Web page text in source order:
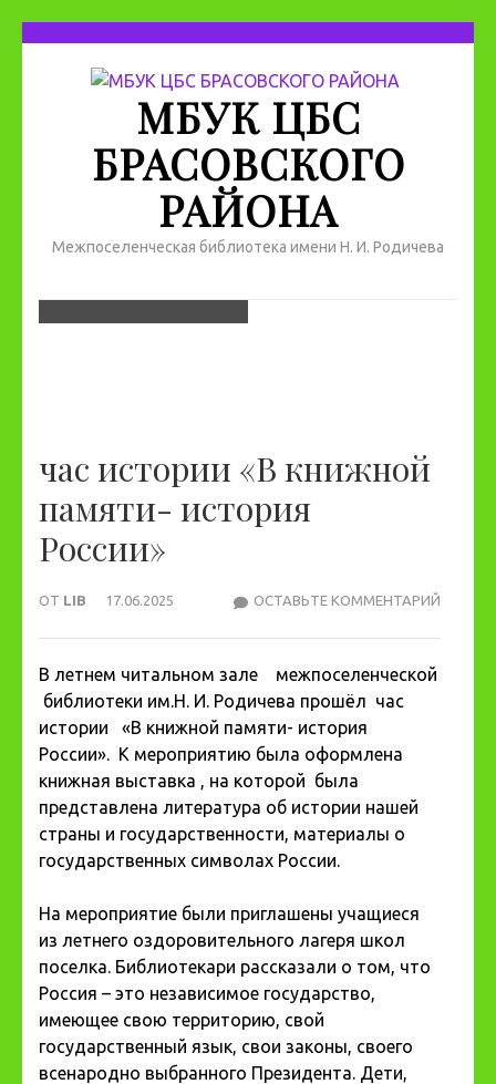
МБУК ЦБС
БРАСОВСКОГО
РАЙОНА
Межпоселенческая библиотека имени Н. И. Родичева
час истории «В книжной
памяти- история
России»
ОТ LIB 17.06.2025 ОСТАВЬТЕ КОММЕНТАРИЙ
В летнем читальном зале межпоселенческой
библиотеки им.Н. И. Родичева прошёл час
истории «В книжной памяти- история
России». К мероприятию была оформлена
книжная выставка , на которой была
представлена литература об истории нашей
страны и государственности, материалы о
государственных символах России.
На мероприятие были приглашены учащиеся
из летнего оздоровительного лагеря школ
поселка. Библиотекари рассказали о том, что
Россия – это независимое государство,
имеющее свою территорию, свой
государственный язык, свои законы, своего
всенародно выбранного Президента. Дети,